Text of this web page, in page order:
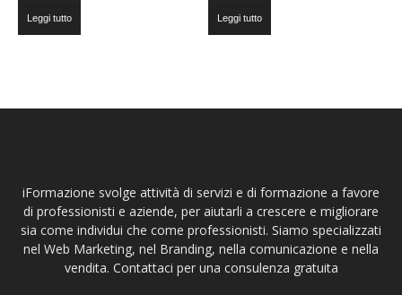
Leggi tutto Leggi tutto
iFormazione svolge attività di servizi e di formazione a favore
di professionisti e aziende, per aiutarli a crescere e migliorare
sia come individui che come professionisti. Siamo specializzati
nel Web Marketing, nel Branding, nella comunicazione e nella
vendita. Contattaci per una consulenza gratuita